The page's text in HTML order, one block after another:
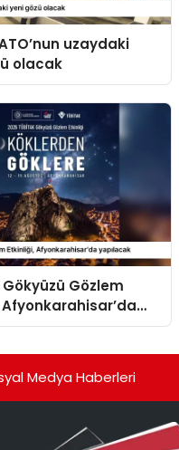
uzaydaki
olacak
Gökyüzü Gözlem
Medya Haberleri